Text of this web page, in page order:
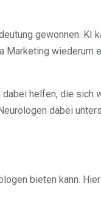
gewonnen. KI
wiederum
helfen, die
dabei
bieten kann.